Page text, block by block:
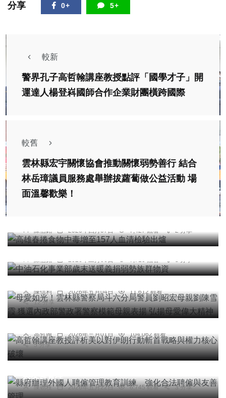
分享 0+ 5+
較新
警界孔子高哲翰講座教授點評「國學才子」開
運達人楊登嵙國師合作企業財團橫跨國際
較舊
雲林縣宏宇關懷協會推動關懷弱勢善行 結合
林岳璋議員服務處舉辦拔蘿蔔做公益活動 場
面溫馨歡樂！
陳信銘 2026年四月07日 7,427 觀看 2 分享
綜合新聞
中油石化事業部歲末送暖義捐弱勢族群物資
陳信銘 2026年二月06日 7,710 觀看 3 分享
綜合新聞
劉陳雪霞 獲選內政部警政署警察模範母親表揚 弘
陳信利 2026年五月04日
11,612 觀看
12 分享
專欄
高哲翰講座教授評析美以對伊朗行動斬首戰略與權
高哲翰 2026年三月01日
104,062 觀看
5 分享
綜合新聞
縣府辦理外國人聘僱管理教育訓練 強化合法聘僱
陳朝枝 2026年五月22日 6,745 觀看 3 分享
韓國名廚「Leo Kim」示範拉糖工藝。（照片大葉